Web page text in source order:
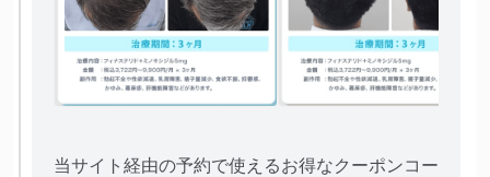
当サイト経由の予約で使えるお得なクーポンコー